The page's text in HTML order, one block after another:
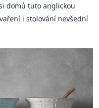
domů tuto anglickou
i stolování nevšední